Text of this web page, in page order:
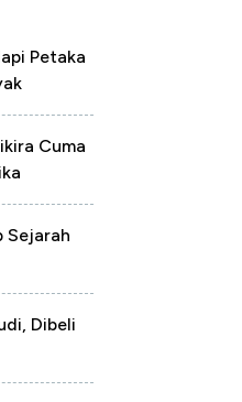
Petaka
Cuma
Sejarah
Dibeli